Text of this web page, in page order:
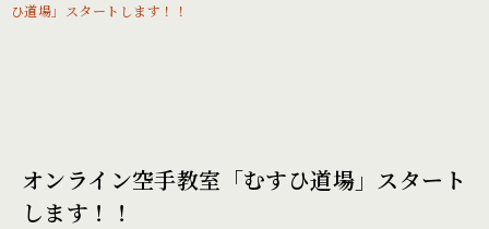
ひ道場」スタートします！！
オンライン空手教室「むすひ道場」スタート
します！！